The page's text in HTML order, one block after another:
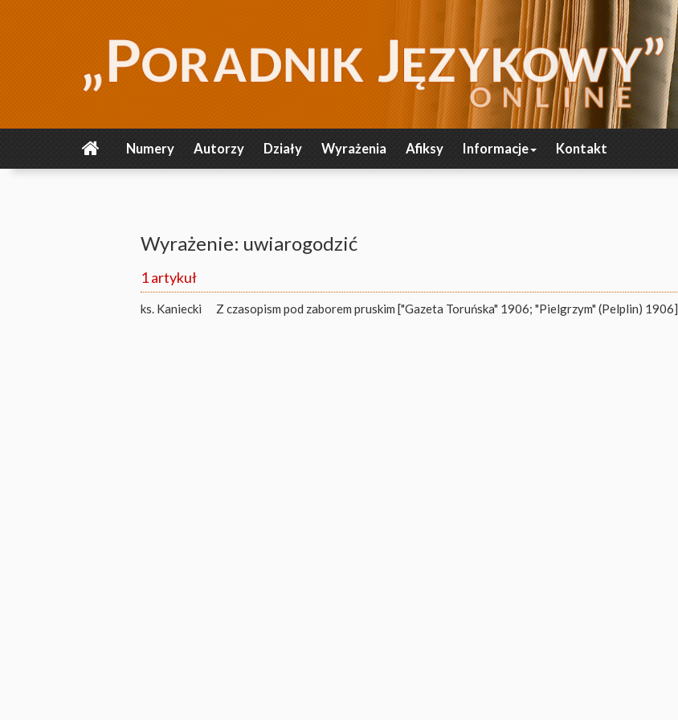
Numery Autorzy Działy Wyrażenia Afiksy Informacje Kontakt
Wyrażenie: uwiarogodzić
1 artykuł
ks. Kaniecki Z czasopism pod zaborem pruskim ["Gazeta Toruńska" 1906; "Pielgrzym" (Pelplin) 1906]